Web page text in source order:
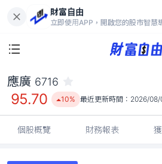
財富自由
立即使用APP，開啟您的股市智慧
95.70
10%
應廣 6716
95.70 10% 最近更新時間： 2026/
個股概覽 財務報表